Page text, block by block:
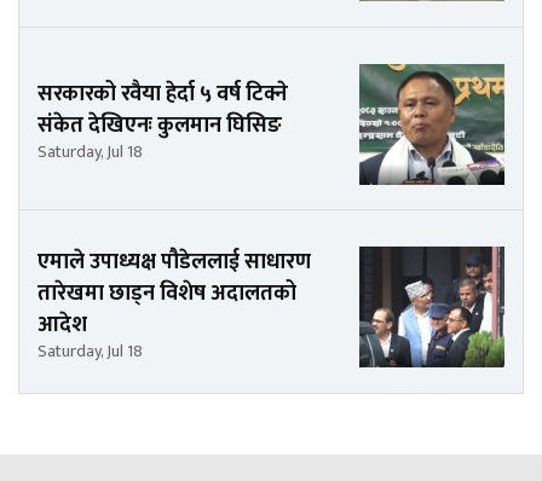
सरकारको रवैया हेर्दा ५ वर्ष टिक्ने
संकेत देखिएनः कुलमान घिसिङ
Saturday, Jul 18
एमाले उपाध्यक्ष पौडेललाई साधारण
तारेखमा छाड्न विशेष अदालतको
आदेश
Saturday, Jul 18